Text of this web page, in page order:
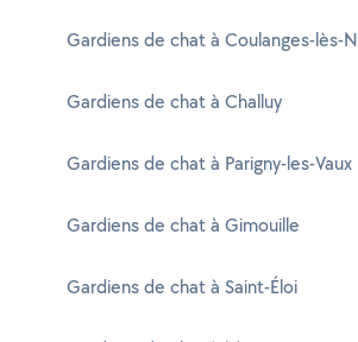
Gardiens de chat à Coulanges-lès-
Gardiens de chat à Challuy
Gardiens de chat à Parigny-les-Vaux
Gardiens de chat à Gimouille
Gardiens de chat à Saint-Éloi